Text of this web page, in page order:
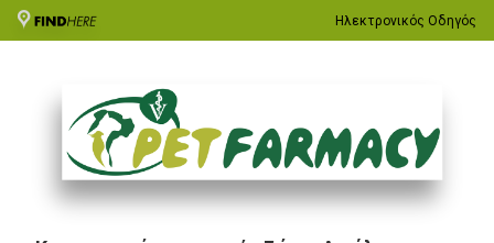
Ηλεκτρονικός Οδηγός